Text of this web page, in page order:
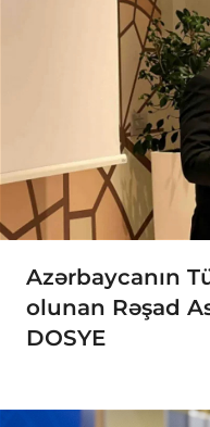
Azərbaycanın
olunan Rəşad
DOSYE